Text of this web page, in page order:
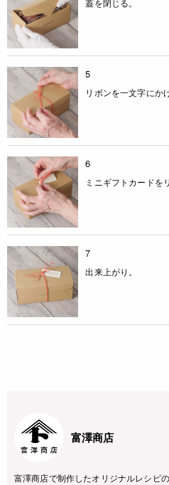
蓋を閉じる。
5
リボンを一文字にか
6
ミニギフトカードを
7
出来上がり。
富澤商店
富澤商店で制作したオリジナルレシピの